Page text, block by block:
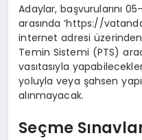
Adaylar, başvurularını
arasında ‘https://
internet adresi üzerinden
Temin Sistemi (PTS)
vasıtasıyla
yoluyla veya şahsen
alınmayacak.
Seçme